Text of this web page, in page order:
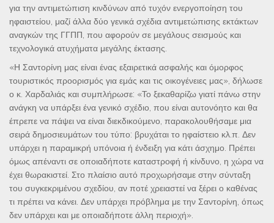
για την αντιμετώπιση κινδύνων από τυχόν ενεργοποίηση του
ηφαιστείου, μαζί άλλα δύο γενικά σχέδια αντιμετώπισης εκτάκτων
αναγκών της ΓΓΠΠ, που αφορούν σε μεγάλους σεισμούς και
τεχνολογικά ατυχήματα μεγάλης έκτασης.
«Η Σαντορίνη μας είναι ένας εξαιρετικά ασφαλής και όμορφος
τουριστικός προορισμός για εμάς και τις οικογένειες μας», δήλωσε
ο κ. Χαρδαλιάς και συμπλήρωσε: «Το ξεκαθαρίζω γιατί πάνω στην
ανάγκη να υπάρξει ένα γενικό σχέδιο, που είναι αυτονόητο και θα
έπρεπε να πάψει να είναι διεκδικούμενο, παρακολουθήσαμε μια
σειρά δημοσιευμάτων του τύπο: βρυχάται το ηφαίστειο κλ.π. Δεν
υπάρχει η παραμικρή υπόνοια ή ένδειξη για κάτι άσχημο. Πρέπει
όμως απέναντι σε οποιαδήποτε καταστροφή ή κίνδυνο, η χώρα να
έχει θωρακιστεί. Στο πλαίσιο αυτό προχωρήσαμε στην σύνταξη
του συγκεκριμένου σχεδίου, αν ποτέ χρειαστεί να ξέρει ο καθένας
τι πρέπει να κάνει. Δεν υπάρχει πρόβλημα με την Σαντορίνη, όπως
δεν υπάρχει και με οποιαδήποτε άλλη περιοχή».